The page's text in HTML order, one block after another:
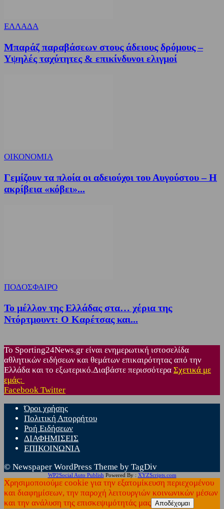
ΕΛΛΑΔΑ
Μπαράζ παραβάσεων στους άδειους δρόμους –
Υψηλές ταχύτητες & επικίνδυνοι ελιγμοί
ΟΙΚΟΝΟΜΙΑ
Γεμίζουν τα πλοία οι αδειούχοι του Αυγούστου – Η
ακρίβεια «κόβει»...
ΠΟΔΟΣΦΑΙΡΟ
Το μέλλον της Ελλάδας στα… χέρια της
Ντόρτμουντ: Ο Καρέτσας και...
Το Sporting24News.gr είναι ενημερωτική ιστοσελίδα
αθλητικών ειδήσεων και θεμάτων επικαιρότητας από την
Ελλάδα και το εξωτερικό.Διαβάστε περισσότερα Σχετικά με
εμάς:
Facebook Twitter
Όροι χρήσης
Πολιτική Απορρήτου
Ροή Ειδήσεων
ΔΙΑΦΗΜΙΣΕΙΣ
ΕΠΙΚΟΙΝΩΝΙΑ
© Newspaper WordPress Theme by TagDiv
WP2Social Auto Publish Powered By : XYZScripts.com
Χρησιμοποιούμε cookie για την εξατομίκευση περιεχομένου
και διαφημίσεων, την παροχή λειτουργιών κοινωνικών μέσων
και την ανάλυση της επισκεψιμότητάς μας Αποδέχομαι